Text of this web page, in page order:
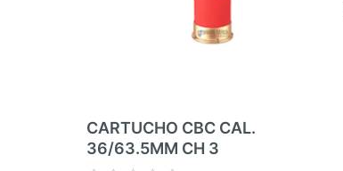
CARTUCHO CBC CAL.
36/63.5MM CH 3